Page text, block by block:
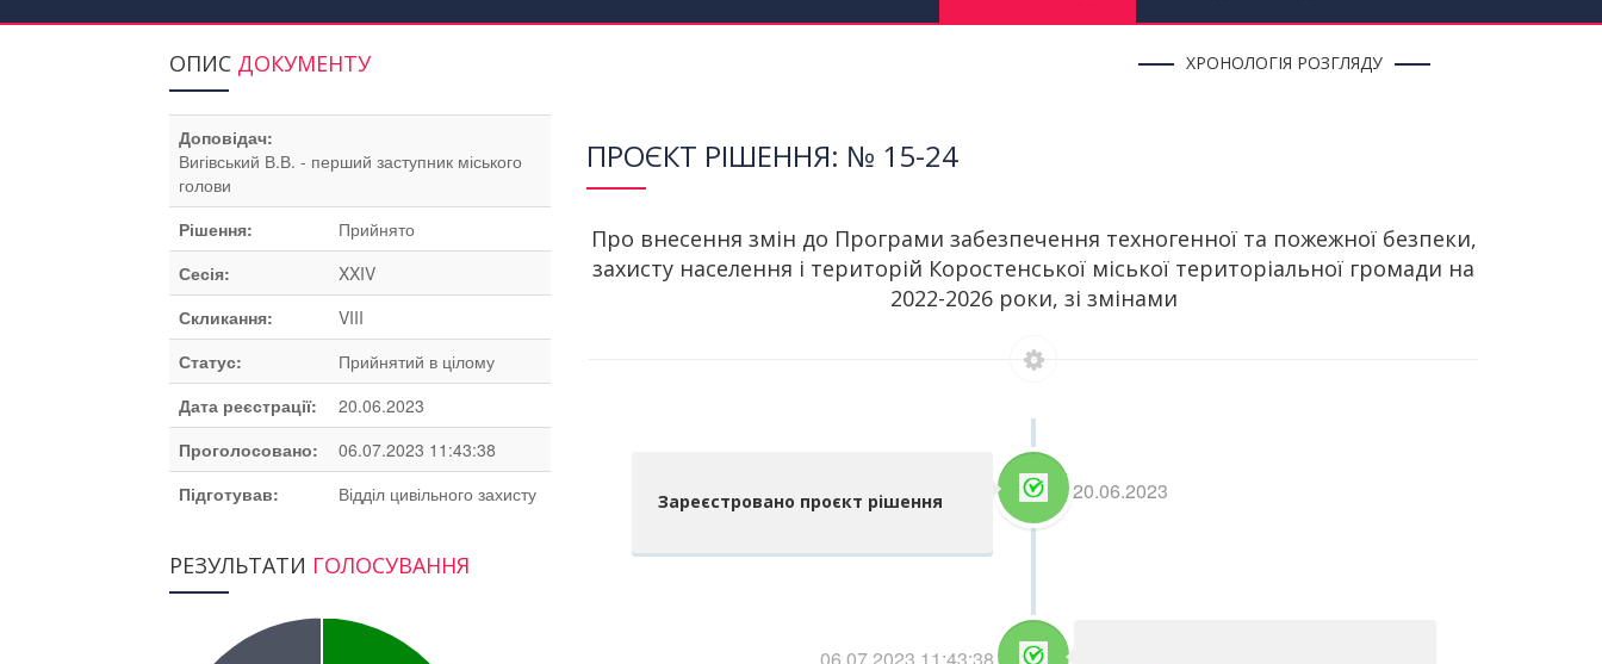
ХРОНОЛОГІЯ РОЗГЛЯДУ
ПРОЄКТ РІШЕННЯ: № 15-24
Про внесення змін до Програми забезпечення техногенної та пожежної безпеки,
захисту населення і територій Коростенської міської територіальної громади на
2022-2026 роки, зі змінами
Зареєстровано проєкт рішення 20.06.2023
06.07.2023 11:43:38
ОПИС ДОКУМЕНТУ
Доповідач:
Вигівський В.В. - перший заступник міського
голови
Рішення:
Прийнято
Сесія:
XXIV
Скликання:
VIII
Статус:
Прийнятий в цілому
Дата реєстрації:
20.06.2023
Проголосовано:
06.07.2023 11:43:38
Підготував:
Відділ цивільного захисту
РЕЗУЛЬТАТИ ГОЛОСУВАННЯ